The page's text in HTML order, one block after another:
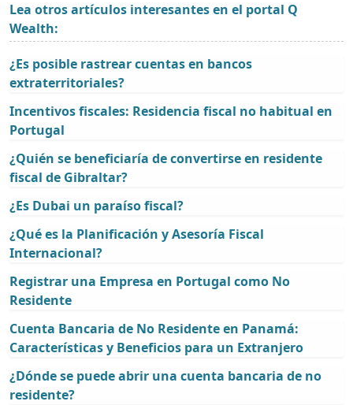
Lea otros artículos interesantes en el portal Q
Wealth:
¿Es posible rastrear cuentas en bancos
extraterritoriales?
Incentivos fiscales: Residencia fiscal no habitual en
Portugal
¿Quién se beneficiaría de convertirse en residente
fiscal de Gibraltar?
¿Es Dubai un paraíso fiscal?
¿Qué es la Planificación y Asesoría Fiscal
Internacional?
Registrar una Empresa en Portugal como No
Residente
Cuenta Bancaria de No Residente en Panamá:
Características y Beneficios para un Extranjero
¿Dónde se puede abrir una cuenta bancaria de no
residente?